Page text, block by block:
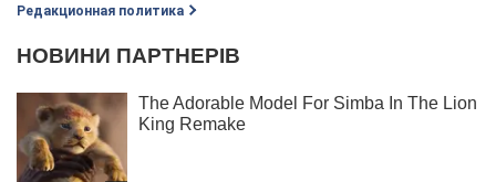
Редакционная политика